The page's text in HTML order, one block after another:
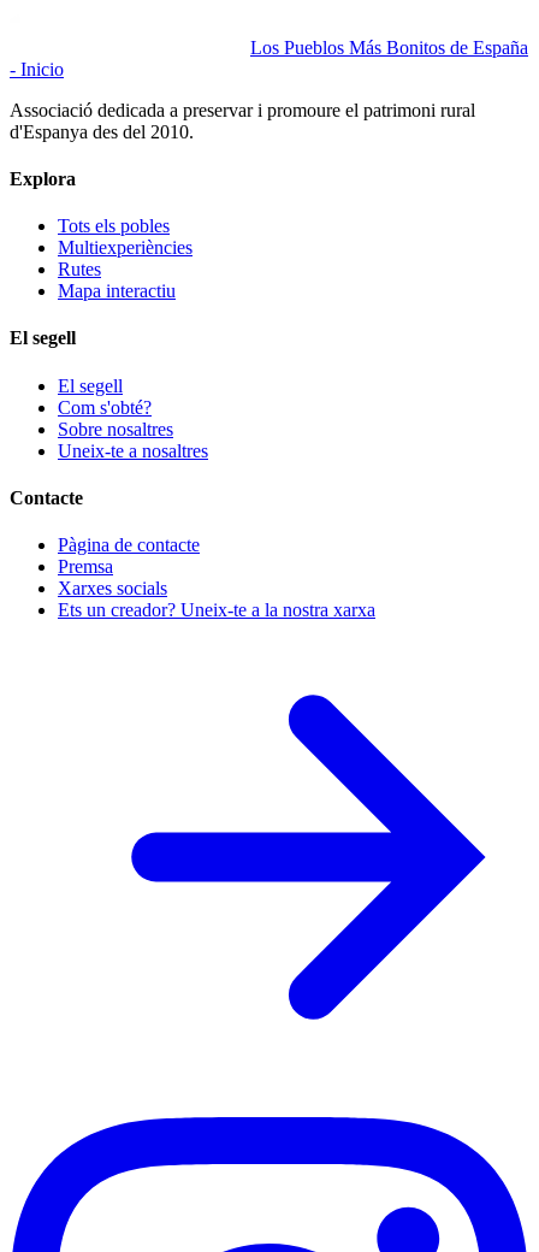
Los Pueblos Más Bonitos de España
- Inicio
Associació dedicada a preservar i promoure el patrimoni rural
d'Espanya des del 2010.
Explora
Tots els pobles
Multiexperiències
Rutes
Mapa interactiu
El segell
El segell
Com s'obté?
Sobre nosaltres
Uneix-te a nosaltres
Contacte
Pàgina de contacte
Premsa
Xarxes socials
Ets un creador? Uneix-te a la nostra xarxa